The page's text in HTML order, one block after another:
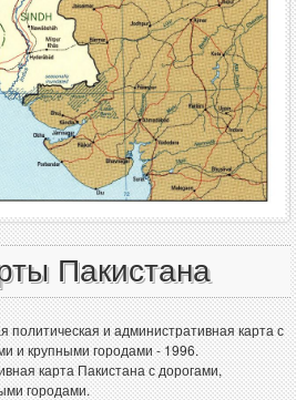
Пакистана
политическая и административная карта с
и крупными городами - 1996.
карта Пакистана с дорогами,
городами.